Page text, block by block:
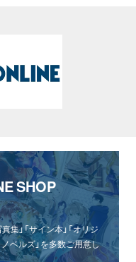
SHOP
」「サイン本」「オリジ
ベルズ」を多数ご用意し